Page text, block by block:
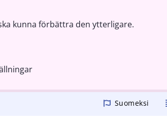
kunna förbättra den ytterligare.
Suomeksi